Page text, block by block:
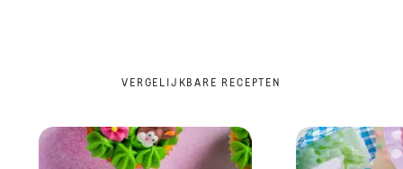
VERGELIJKBARE RECEPTEN